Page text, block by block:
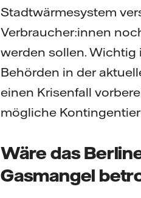
Stadtwärmesystem
Verbraucher:innen
werden sollen. Wichtig
Behörden in der
einen Krisenfall
mögliche
Wäre das
Gasmangel